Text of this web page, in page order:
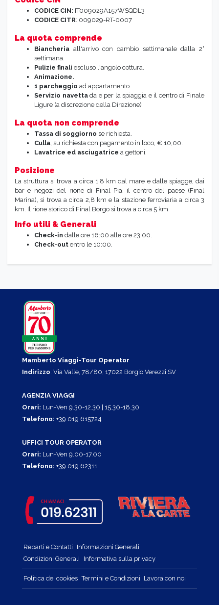
CODICE CIN: IT009029A157WSQDL3
CODICE CITR: 009029-RT-0007
La quota comprende
Biancheria all'arrivo con cambio settimanale dalla 2°
settimana.
Pulizie finali escluso l'angolo cottura.
Animazione.
1 parcheggio ad appartamento.
Servizio navettada e per la spiaggia e il centro di Finale
Ligure (a discrezione della Direzione)
La quota non comprende
Tassa di soggiorno se richiesta.
Culla , su richiesta con pagamento in loco, € 10,00.
Lavatrice ed asciugatrice a gettoni.
Posizione
La struttura si trova a circa 1,8 km dal mare e dalle spiagge, dai
bar e negozi del rione di Final Pia, il centro del paese (Final
Marina), si trova a circa 2,8 km e la stazione ferroviaria a circa 3
km. Il rione storico di Final Borgo si trova a circa 5 km.
Info utili & Generali
Check-in dalle ore 16:00 alle ore 23:00.
Check-out entro le 10:00.
Mamberto Viaggi-Tour Operator
Indirizzo: Via Valle, 78/80, 17022 Borgio Verezzi SV
AGENZIA VIAGGI
Orari: Lun-Ven 9.30-12.30 | 15.30-18.30
Telefono: +39 019 615724
UFFICI TOUR OPERATOR
Orari: Lun-Ven 9.00-17.00
Telefono: +39 019 62311
Reparti e Contatti
Informazioni Generali
Condizioni Generali
Informativa sulla privacy
Politica dei cookies Termini e Condizioni Lavora con noi